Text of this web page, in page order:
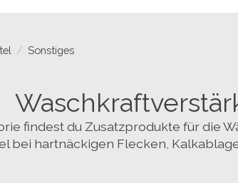
/ Sonstiges
findest du Zusatzprodukte für die
bei hartnäckigen Flecken,